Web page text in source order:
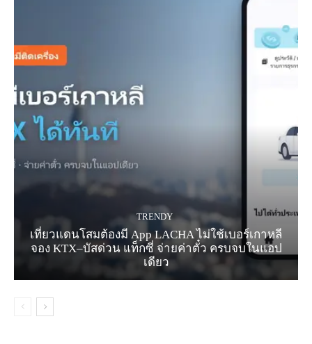
TRENDY
เที่ยวแดนโสมต้องมี App LACHA ไม่ใช้เบอร์เกาหลี
จอง KTX–บัสด่วน แท็กซี่ จ่ายค่าตั๋ว ครบจบในแอป
เดียว